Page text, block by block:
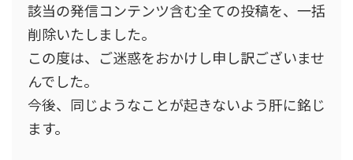
該当の発信コンテンツ含む全ての投稿を、一括
削除いたしました。
この度は、ご迷惑をおかけし申し訳ございませ
んでした。
今後、同じようなことが起きないよう肝に銘じ
ます。